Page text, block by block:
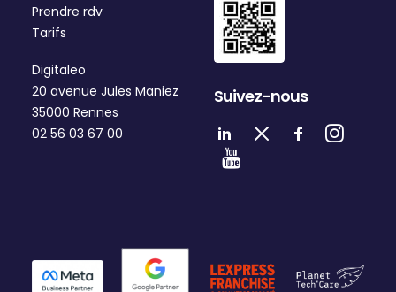
Prendre rdv
Tarifs
Digitaleo
20 avenue Jules Maniez
35000 Rennes
02 56 03 67 00
Suivez-nous